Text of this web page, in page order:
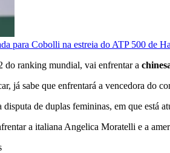
para Cobolli na estreia do ATP 500 de
do ranking mundial, vai enfrentar a
já sabe que enfrentará a vencedora do
disputa de duplas femininas, em que está
a italiana Angelica Moratelli e a